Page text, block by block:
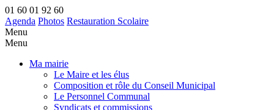
01 60 01 92 60
Agenda Photos Restauration Scolaire
Menu
Menu
Ma mairie
Le Maire et les élus
Composition et rôle du Conseil Municipal
Le Personnel Communal
Syndicats et commissions